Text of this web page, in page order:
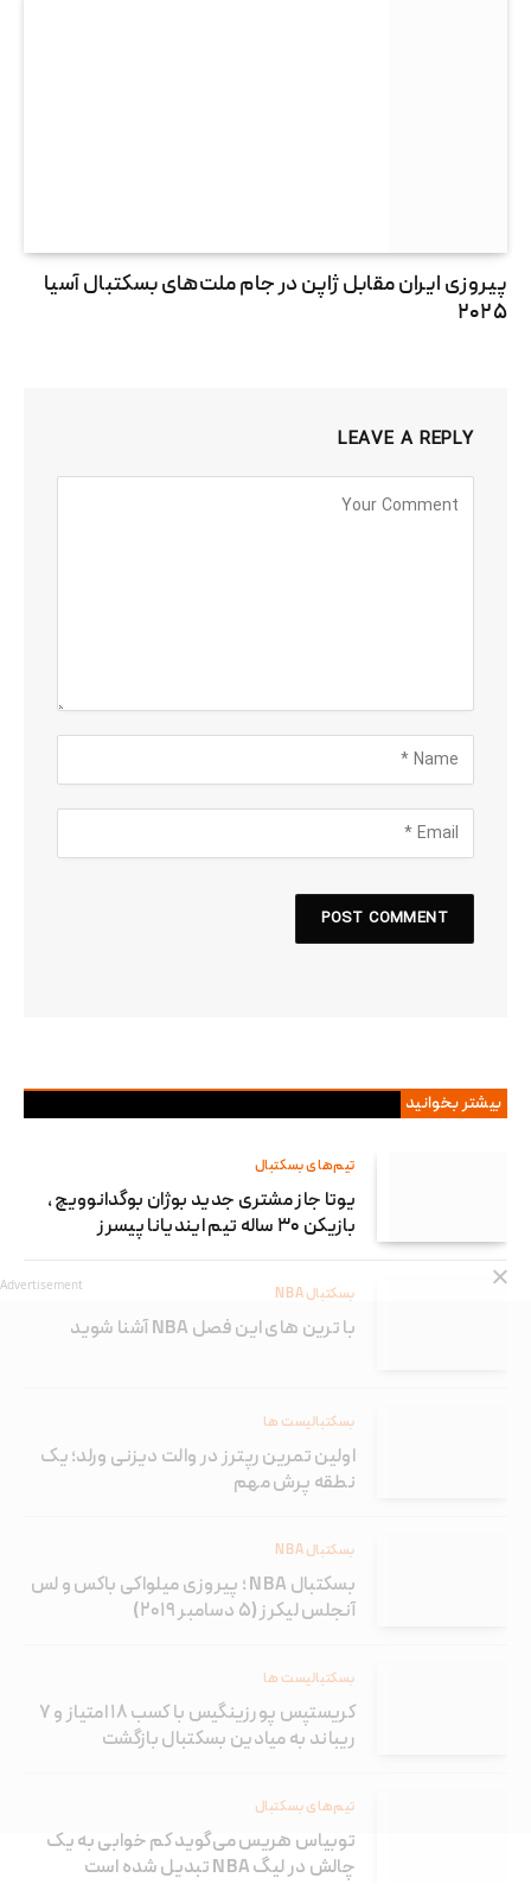
پیروزی ایران مقابل ژاپن در جام ملت‌های بسکتبال آسیا
۲۰۲۵
LEAVE A REPLY
بیشتر بخوانید
تیم‌های بسکتبال
یوتا جاز مشتری جدید بوژان بوگدانوویچ ،
بازیکن ۳۰ ساله تیم ایندیانا پیسرز
بسکتبال NBA
با ترین های این فصل NBA آشنا شوید
بسکتبالیست ها
اولین تمرین رپترز در والت دیزنی ورلد؛ یک
نطقه پرش مهم
بسکتبال NBA
بسکتبال NBA ؛ پیروزی میلواکی باکس و لس
آنجلس لیکرز (۵ دسامبر ۲۰۱۹)
بسکتبالیست ها
کریستپس پورزینگیس با کسب ۱۸ امتیاز و ۷
ریباند به میادین بسکتبال بازگشت
تیم‌های بسکتبال
توبیاس هریس می‌گوید کم خوابی به یک
چالش در لیگ NBA تبدیل شده است
Advertisement